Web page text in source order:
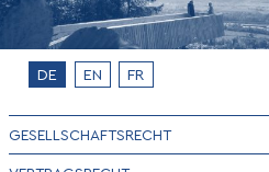
DE EN FR
GESELLSCHAFTSRECHT